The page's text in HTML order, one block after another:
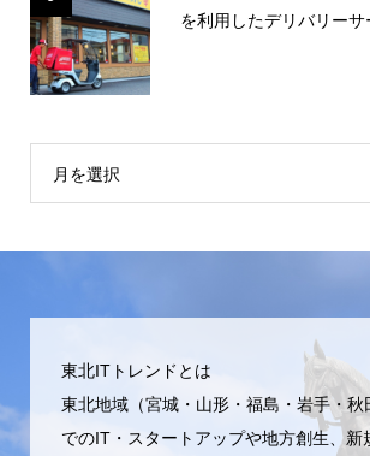
を利用したデリバリー
月を選択
東北ITトレンドとは
東北地域（宮城・山形・福島・岩手・秋
でのIT・スタートアップや地方創生、新